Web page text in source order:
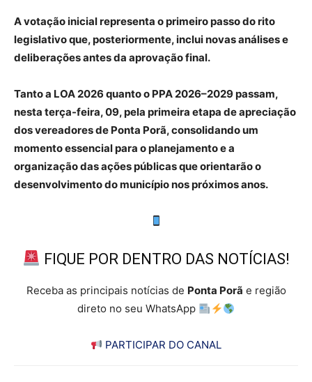
A votação inicial representa o primeiro passo do rito
legislativo que, posteriormente, inclui novas análises e
deliberações antes da aprovação final.
Tanto a LOA 2026 quanto o PPA 2026–2029 passam,
nesta terça-feira, 09, pela primeira etapa de apreciação
dos vereadores de Ponta Porã, consolidando um
momento essencial para o planejamento e a
organização das ações públicas que orientarão o
desenvolvimento do município nos próximos anos.
FIQUE POR DENTRO DAS NOTÍCIAS!
Receba as principais notícias de Ponta Porã e região
direto no seu WhatsApp
PARTICIPAR DO CANAL